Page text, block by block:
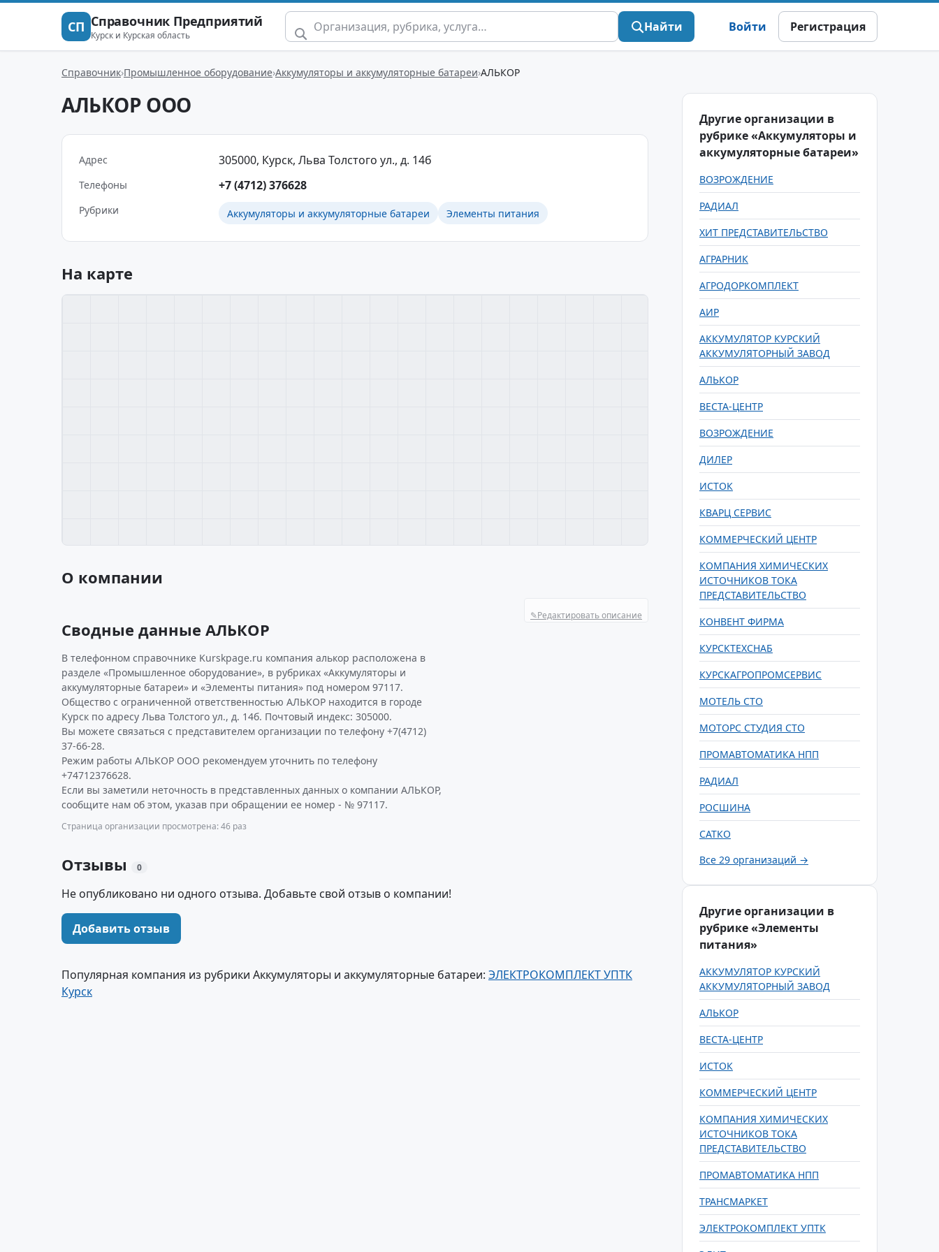
СП Справочник Предприятий
Курск и Курская область
Найти Войти Регистрация
Справочник Промышленное оборудование Аккумуляторы и аккумуляторные батареи АЛЬКОР
АЛЬКОР ООО
Адрес 305000, Курск, Льва Толстого ул., д. 14б
Телефоны +7 (4712) 376628
Рубрики Аккумуляторы и аккумуляторные батареи Элементы питания
На карте
О компании
✎Редактировать описание
Сводные данные АЛЬКОР
В телефонном справочнике Kurskpage.ru компания алькор расположена в
разделе «Промышленное оборудование», в рубриках «Аккумуляторы и
аккумуляторные батареи» и «Элементы питания» под номером 97117.
Общество с ограниченной ответственностью АЛЬКОР находится в городе
Курск по адресу Льва Толстого ул., д. 14б. Почтовый индекс: 305000.
Вы можете связаться с представителем организации по телефону +7(4712)
37-66-28.
Режим работы АЛЬКОР ООО рекомендуем уточнить по телефону
+74712376628.
Если вы заметили неточность в представленных данных о компании АЛЬКОР,
сообщите нам об этом, указав при обращении ее номер - № 97117.
Страница организации просмотрена: 46 раз
Отзывы 0
Не опубликовано ни одного отзыва. Добавьте свой отзыв о компании!
Добавить отзыв
Популярная компания из рубрики Аккумуляторы и аккумуляторные батареи: ЭЛЕКТРОКОМПЛЕКТ УПТК
Курск
Другие организации в
рубрике «Аккумуляторы и
аккумуляторные батареи»
ВОЗРОЖДЕНИЕ
РАДИАЛ
ХИТ ПРЕДСТАВИТЕЛЬСТВО
АГРАРНИК
АГРОДОРКОМПЛЕКТ
АИР
АККУМУЛЯТОР КУРСКИЙ
АККУМУЛЯТОРНЫЙ ЗАВОД
АЛЬКОР
ВЕСТА-ЦЕНТР
ВОЗРОЖДЕНИЕ
ДИЛЕР
ИСТОК
КВАРЦ СЕРВИС
КОММЕРЧЕСКИЙ ЦЕНТР
КОМПАНИЯ ХИМИЧЕСКИХ
ИСТОЧНИКОВ ТОКА
ПРЕДСТАВИТЕЛЬСТВО
КОНВЕНТ ФИРМА
КУРСКТЕХСНАБ
КУРСКАГРОПРОМСЕРВИС
МОТЕЛЬ СТО
МОТОРС СТУДИЯ СТО
ПРОМАВТОМАТИКА НПП
РАДИАЛ
РОСШИНА
САТКО
Все 29 организаций →
Другие организации в
рубрике «Элементы
питания»
АККУМУЛЯТОР КУРСКИЙ
АККУМУЛЯТОРНЫЙ ЗАВОД
АЛЬКОР
ВЕСТА-ЦЕНТР
ИСТОК
КОММЕРЧЕСКИЙ ЦЕНТР
КОМПАНИЯ ХИМИЧЕСКИХ
ИСТОЧНИКОВ ТОКА
ПРЕДСТАВИТЕЛЬСТВО
ПРОМАВТОМАТИКА НПП
ТРАНСМАРКЕТ
ЭЛЕКТРОКОМПЛЕКТ УПТК